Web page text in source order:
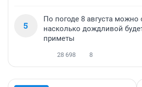
5
По погоде 8 августа можно
насколько дождливой
приметы
28 698 8